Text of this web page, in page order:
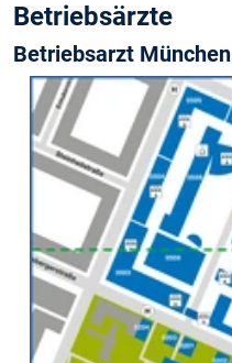
Betriebsärzte
Betriebsarzt München